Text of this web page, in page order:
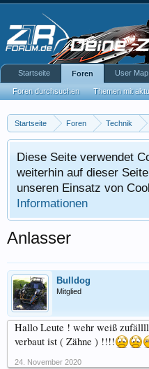
Startseite Foren Technik
Diese Seite verwendet
weiterhin auf dieser
unseren Einsatz von
Informationen
Anlasser
Bulldog
Mitglied
Hallo Leute ! wehr weiß
verbaut ist ( Zähne ) !!!!
24. November 2020
Startseite Foren
Foren durchsuchen Themen mit
User Map